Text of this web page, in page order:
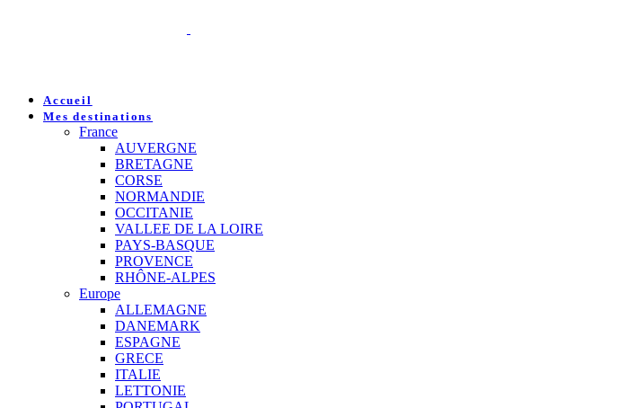
Accueil
Mes destinations
France
AUVERGNE
BRETAGNE
CORSE
NORMANDIE
OCCITANIE
VALLEE DE LA LOIRE
PAYS-BASQUE
PROVENCE
RHÔNE-ALPES
Europe
ALLEMAGNE
DANEMARK
ESPAGNE
GRECE
ITALIE
LETTONIE